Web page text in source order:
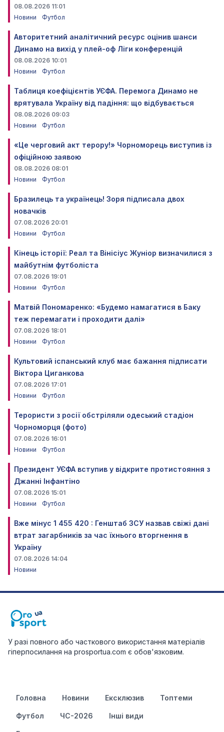
08.08.2026 11:01
Новини
Футбол
Авторитетний аналітичний ресурс оцінив шанси
Динамо на вихід у плей-оф Ліги конференцій
08.08.2026 10:01
Новини
Футбол
Таблиця коефіцієнтів УЄФА. Перемога Динамо не
врятувала Україну від падіння: що відбувається
08.08.2026 09:03
Новини
Футбол
«Це черговий акт терору!» Чорноморець виступив із
офіційною заявою
08.08.2026 08:01
Новини
Футбол
Бразилець та українець! Зоря підписала двох
новачків
07.08.2026 20:01
Новини
Футбол
Кінець історії: Реал та Вінісіус Жуніор визначилися з
майбутнім футболіста
07.08.2026 19:01
Новини
Футбол
Матвій Пономаренко: «Будемо намагатися в Баку
теж перемагати і проходити далі»
07.08.2026 18:01
Новини
Футбол
Культовий іспанський клуб має бажання підписати
Віктора Циганкова
07.08.2026 17:01
Новини
Футбол
Терористи з росії обстріляли одеський стадіон
Чорноморця (фото)
07.08.2026 16:01
Новини
Футбол
Президент УЄФА вступив у відкрите протистояння з
Джанні Інфантіно
07.08.2026 15:01
Новини
Футбол
Вже мінус 1 455 420 : Генштаб ЗСУ назвав свіжі дані
втрат загарбників за час їхнього вторгнення в
Україну
07.08.2026 14:04
Новини
У разі повного або часткового використання матеріалів
гіперпосилання на prosportua.com є обов'язковим.
Головна Новини Ексклюзив Топтеми
Футбол ЧС-2026 Інші види